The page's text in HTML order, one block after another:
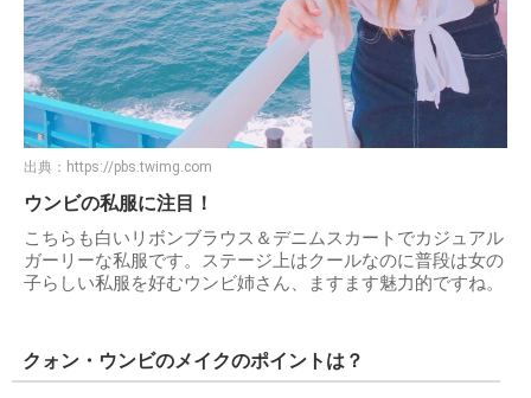
出典： https://pbs.twimg.com
ウンビの私服に注目！
こちらも白いリボンブラウス＆デニムスカートでカジュアル
ガーリーな私服です。ステージ上はクールなのに普段は女の
子らしい私服を好むウンビ姉さん、ますます魅力的ですね。
クォン・ウンビのメイクのポイントは？